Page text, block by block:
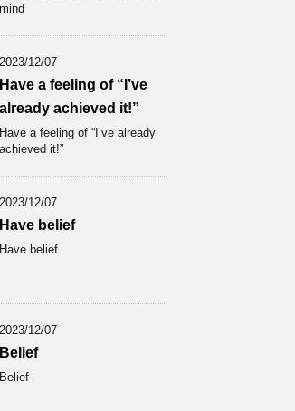
mind
2023/12/07
Have a feeling of “I’ve
already achieved it!”
Have a feeling of “I’ve already
achieved it!”
2023/12/07
Have belief
Have belief
2023/12/07
Belief
Belief